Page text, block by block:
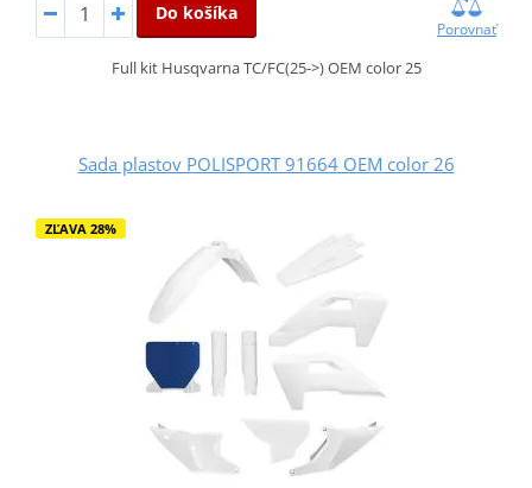
Do košíka
Porovnať
Full kit Husqvarna TC/FC(25->) OEM color 25
Sada plastov POLISPORT 91664 OEM color 26
ZĽAVA 28%